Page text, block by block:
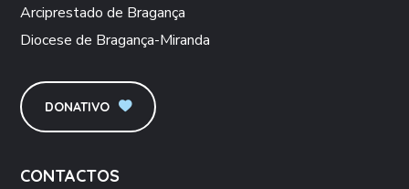
Arciprestado de Bragança
Diocese de Bragança-Miranda
DONATIVO
CONTACTOS